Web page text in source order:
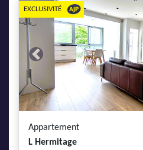
Previous
EXCLUSIVITÉ
Appartement
L Hermitage